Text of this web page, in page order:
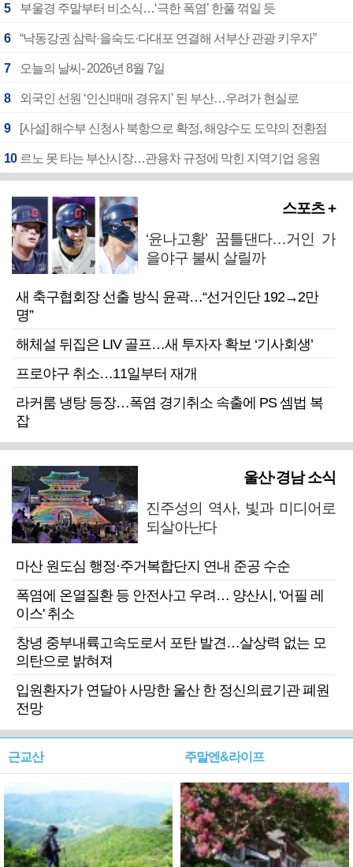
5 부울경 주말부터 비소식…‘극한 폭염’ 한풀 꺾일 듯
6 “낙동강권 삼락·을숙도·다대포 연결해 서부산 관광 키우자”
7 오늘의 날씨- 2026년 8월 7일
8 외국인 선원 ‘인신매매 경유지’ 된 부산…우려가 현실로
9 [사설] 해수부 신청사 북항으로 확정, 해양수도 도약의 전환점
10 르노 못 타는 부산시장…관용차 규정에 막힌 지역기업 응원
스포츠 +
‘윤나고황’ 꿈틀댄다…거인 가
을야구 불씨 살릴까
새 축구협회장 선출 방식 윤곽…“선거인단 192→2만
명”
해체설 뒤집은 LIV 골프…새 투자자 확보 ‘기사회생’
프로야구 취소…11일부터 재개
라커룸 냉탕 등장…폭염 경기취소 속출에 PS 셈법 복
잡
울산·경남 소식
진주성의 역사, 빛과 미디어로
되살아난다
마산 원도심 행정·주거복합단지 연내 준공 수순
폭염에 온열질환 등 안전사고 우려… 양산시, '어필 레
이스' 취소
창녕 중부내륙고속도로서 포탄 발견…살상력 없는 모
의탄으로 밝혀져
입원환자가 연달아 사망한 울산 한 정신의료기관 폐원
전망
근교산 주말엔&라이프